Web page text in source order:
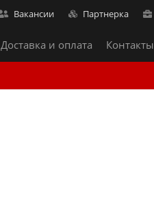
Вакансии Партнерка
Доставка и оплата Контакты